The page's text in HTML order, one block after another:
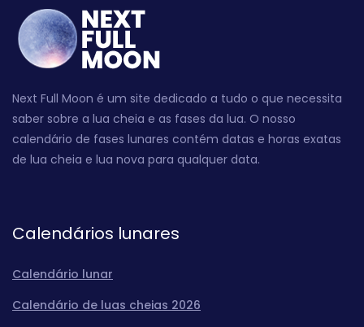
Next Full Moon é um site dedicado a tudo o que necessita
saber sobre a lua cheia e as fases da lua. O nosso
calendário de fases lunares contém datas e horas exatas
de lua cheia e lua nova para qualquer data.
Calendários lunares
Calendário lunar
Calendário de luas cheias 2026